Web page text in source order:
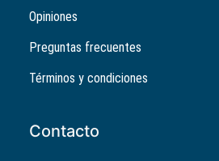
Opiniones
Preguntas frecuentes
Términos y condiciones
Contacto